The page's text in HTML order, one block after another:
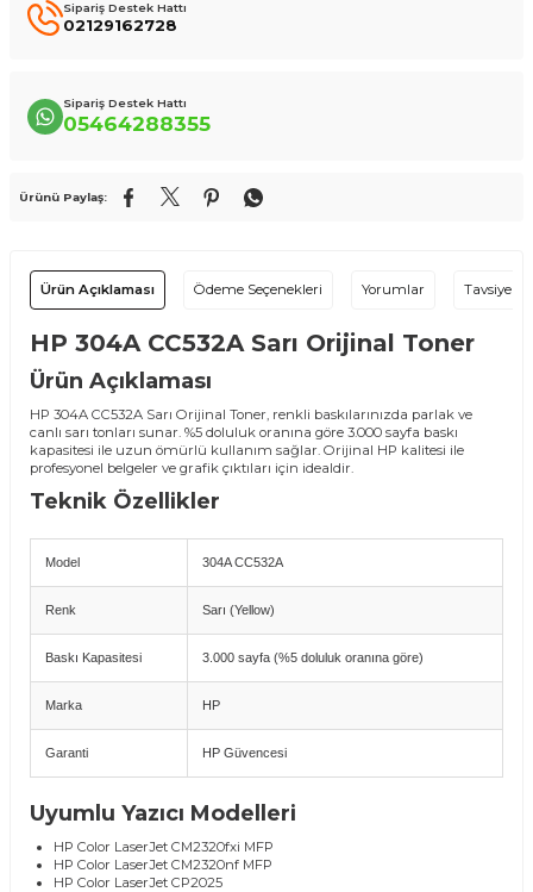
Sipariş Destek Hattı
02129162728
Sipariş Destek Hattı
05464288355
Ürünü Paylaş:
Ürün Açıklaması Ödeme Seçenekleri Yorumlar Tavsiye Et
HP 304A CC532A Sarı Orijinal Toner
Ürün Açıklaması
HP 304A CC532A Sarı Orijinal Toner, renkli baskılarınızda parlak ve
canlı sarı tonları sunar. %5 doluluk oranına göre 3.000 sayfa baskı
kapasitesi ile uzun ömürlü kullanım sağlar. Orijinal HP kalitesi ile
profesyonel belgeler ve grafik çıktıları için idealdir.
Teknik Özellikler
Model 304A CC532A
Renk Sarı (Yellow)
Baskı Kapasitesi 3.000 sayfa (%5 doluluk oranına göre)
Marka HP
Garanti HP Güvencesi
Uyumlu Yazıcı Modelleri
HP Color LaserJet CM2320fxi MFP
HP Color LaserJet CM2320nf MFP
HP Color LaserJet CP2025